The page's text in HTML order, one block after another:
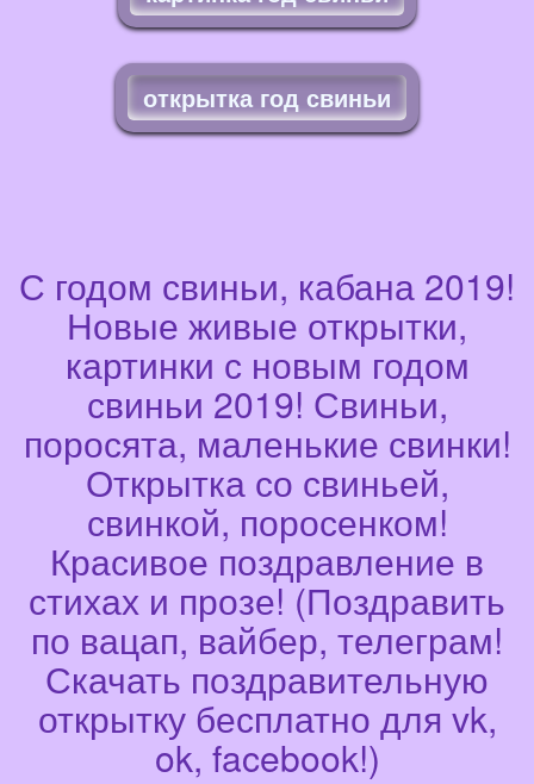
открытка год свиньи
С годом свиньи, кабана 2019!
Новые живые открытки,
картинки с новым годом
свиньи 2019! Свиньи,
поросята, маленькие свинки!
Открытка со свиньей,
свинкой, поросенком!
Красивое поздравление в
стихах и прозе! (Поздравить
по вацап, вайбер, телеграм!
Скачать поздравительную
открытку бесплатно для vk,
ok, facebook!)